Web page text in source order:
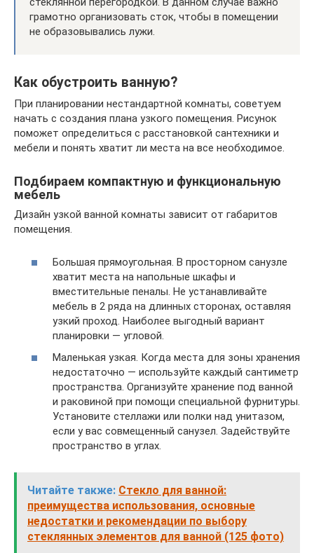
грамотно организовать сток, чтобы в помещении
не образовывались лужи.
Как обустроить ванную?
При планировании нестандартной комнаты, советуем
начать с создания плана узкого помещения. Рисунок
поможет определиться с расстановкой сантехники и
мебели и понять хватит ли места на все необходимое.
Подбираем компактную и функциональную
мебель
Дизайн узкой ванной комнаты зависит от габаритов
помещения.
Большая прямоугольная. В просторном санузле
хватит места на напольные шкафы и
вместительные пеналы. Не устанавливайте
мебель в 2 ряда на длинных сторонах, оставляя
узкий проход. Наиболее выгодный вариант
планировки — угловой.
Маленькая узкая. Когда места для зоны хранения
недостаточно — используйте каждый сантиметр
пространства. Организуйте хранение под ванной
и раковиной при помощи специальной фурнитуры.
Установите стеллажи или полки над унитазом,
если у вас совмещенный санузел. Задействуйте
пространство в углах.
Читайте также: Стекло для ванной:
преимущества использования, основные
недостатки и рекомендации по выбору
стеклянных элементов для ванной (125 фото)